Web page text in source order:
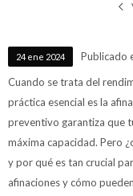
24 ene 2024 Publicado
Cuando se trata del
práctica esencial es la
preventivo garantiza que
máxima capacidad. Pero
y por qué es tan crucial
afinaciones y cómo